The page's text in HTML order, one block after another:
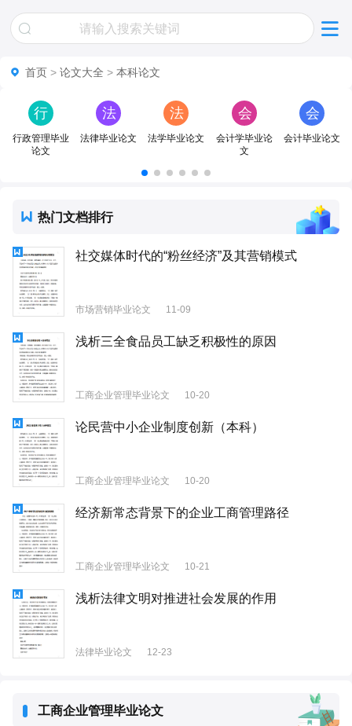
首页 > 论文大全 > 本科论文
行
政
毕
论
文
行政管理毕业
论文
法
律
论
法律毕业论文
法
学
法学毕业论文
会
计
文
会计学毕业论
文
会
计
论
文
会计毕业论文
热门文档排行
社交媒体时代的“粉丝经济”及其营销模式
市场营销毕业论文 11-09
浅析三全食品员工缺乏积极性的原因
工商企业管理毕业论文 10-20
论民营中小企业制度创新（本科）
工商企业管理毕业论文 10-20
经济新常态背景下的企业工商管理路径
工商企业管理毕业论文 10-21
浅析法律文明对推进社会发展的作用
法律毕业论文 12-23
工商企业管理毕业论文